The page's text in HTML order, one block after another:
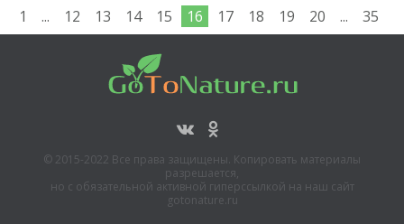
1 ... 12 13 14 15 16 17 18 19 20 ... 35
© 2015-2022 Все права защищены. Копировать материалы
разрешается,
но с обязательной активной гиперссылкой на наш сайт
gotonature.ru